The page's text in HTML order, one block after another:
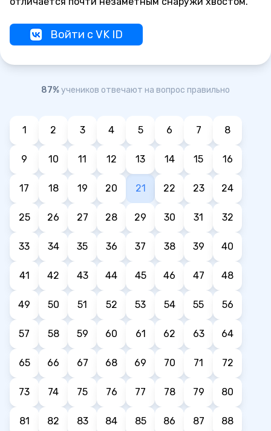
Войти с VK ID
87%учеников отвечают на вопрос правильно
1 2 3 4 5 6 7 8
9 10 11 12 13 14 15 16
17 18 19 20 21 22 23 24
25 26 27 28 29 30 31 32
33 34 35 36 37 38 39 40
41 42 43 44 45 46 47 48
49 50 51 52 53 54 55 56
57 58 59 60 61 62 63 64
65 66 67 68 69 70 71 72
73 74 75 76 77 78 79 80
81 82 83 84 85 86 87 88